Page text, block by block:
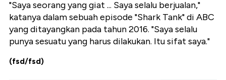
"Saya seorang yang giat ... Saya selalu berjualan,"
katanya dalam sebuah episode "Shark Tank" di ABC
yang ditayangkan pada tahun 2016. "Saya selalu
punya sesuatu yang harus dilakukan. Itu sifat saya."
(fsd/fsd)